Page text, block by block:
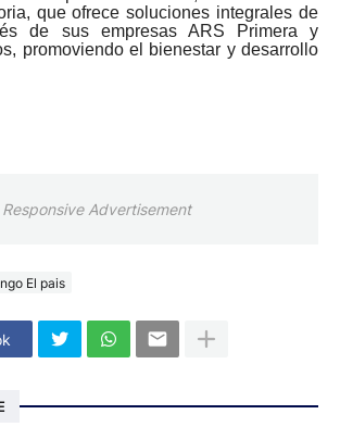
que ofrece soluciones integrales de
de sus empresas ARS Primera y
promoviendo el bienestar y desarrollo
Responsive Advertisement
El pais